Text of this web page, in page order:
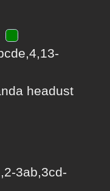
headust
3ab,3cd-